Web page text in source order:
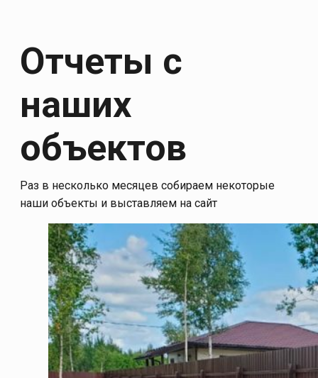
Отчеты с
наших
объектов
Раз в несколько месяцев собираем некоторые
наши объекты и выставляем на сайт